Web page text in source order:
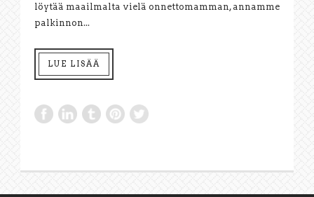
löytää maailmalta vielä onnettomamman, annamme
palkinnon...
LUE LISÄÄ